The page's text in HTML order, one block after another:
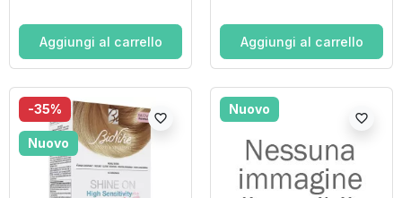
Aggiungi al carrello Aggiungi al carrello
-35%
Nuovo
favorite_border
Nuovo
favorite_border